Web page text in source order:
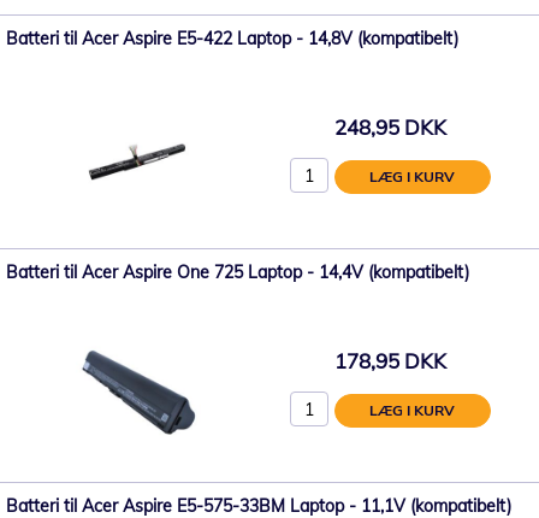
Batteri til Acer Aspire E5-422 Laptop - 14,8V (kompatibelt)
248,95 DKK
LÆG I KURV
Batteri til Acer Aspire One 725 Laptop - 14,4V (kompatibelt)
178,95 DKK
LÆG I KURV
Batteri til Acer Aspire E5-575-33BM Laptop - 11,1V (kompatibelt)